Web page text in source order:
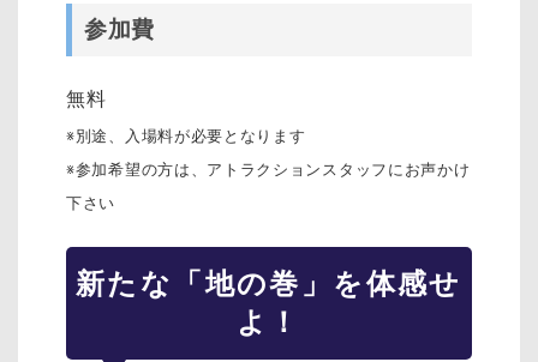
参加費
無料
※別途、入場料が必要となります
※参加希望の方は、アトラクションスタッフにお声かけ
下さい
新たな「地の巻」を体感せ
よ！